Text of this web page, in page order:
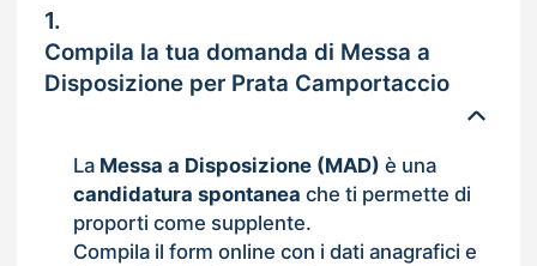
1.
Compila la tua domanda di Messa a
Disposizione per Prata Camportaccio
La Messa a Disposizione (MAD) è una
candidatura spontanea che ti permette di
proporti come supplente.
Compila il form online con i dati anagrafici e